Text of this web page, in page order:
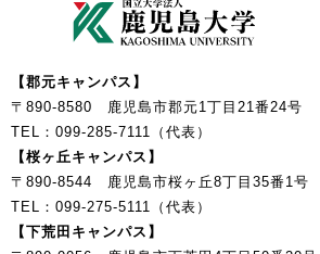
【郡元キャンパス】
〒890-8580 鹿児島市郡元1丁目21番24号
TEL：099-285-7111（代表）
【桜ヶ丘キャンパス】
〒890-8544 鹿児島市桜ヶ丘8丁目35番1号
TEL：099-275-5111（代表）
【下荒田キャンパス】